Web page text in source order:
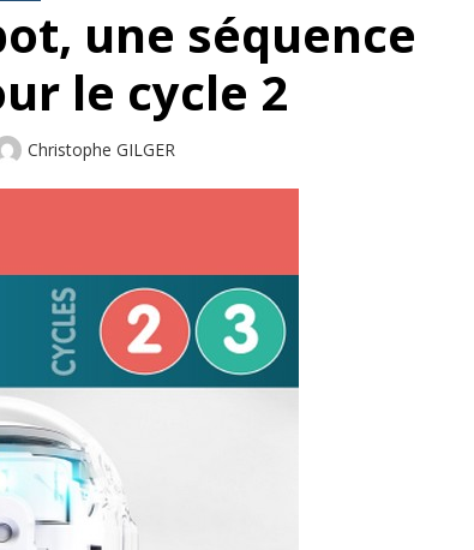
une séquence
le cycle 2
Author
Christophe GILGER